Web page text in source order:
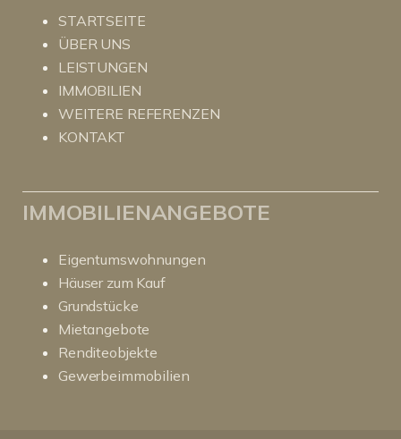
STARTSEITE
ÜBER UNS
LEISTUNGEN
IMMOBILIEN
WEITERE REFERENZEN
KONTAKT
IMMOBILIENANGEBOTE
Eigentumswohnungen
Häuser zum Kauf
Grundstücke
Mietangebote
Renditeobjekte
Gewerbeimmobilien